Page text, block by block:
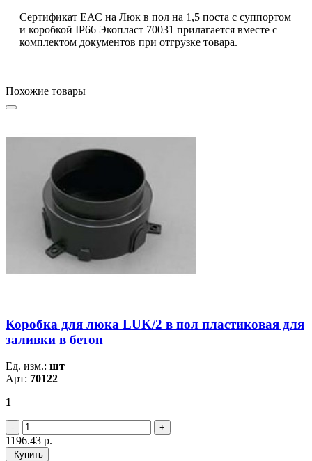
Сертификат ЕАС на Люк в пол на 1,5 поста с суппортом
и коробкой IP66 Экопласт 70031 прилагается вместе с
комплектом документов при отгрузке товара.
Похожие товары
Коробка для люка LUK/2 в пол пластиковая для
заливки в бетон
Ед. изм.: шт
Арт: 70122
1
1196.43 р.
Купить